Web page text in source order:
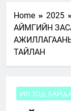
Home 2025
АЙМГИЙН
ТАЙЛАН
ИЛ ТОД